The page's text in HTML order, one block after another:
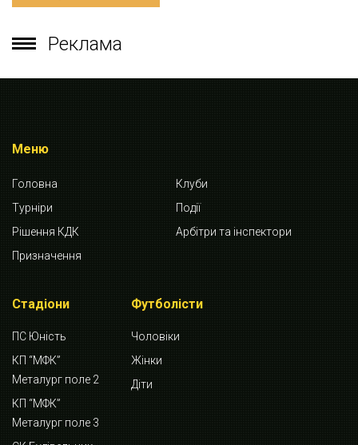
Реклама
Меню
Головна
Клуби
Турніри
Події
Рішення КДК
Арбітри та інспектори
Призначення
Стадіони
ПС Юність
КП “МФК”
Металург поле 2
КП “МФК”
Металург поле 3
Футболісти
Чоловіки
Жінки
Діти